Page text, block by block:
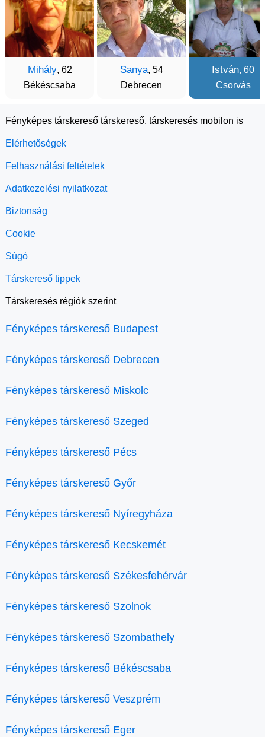
Mihály, 62
Békéscsaba
Sanya, 54
Debrecen
István, 60
Csorvás
Fényképes társkereső társkereső, társkeresés mobilon is
Elérhetőségek
Felhasználási feltételek
Adatkezelési nyilatkozat
Biztonság
Cookie
Súgó
Társkereső tippek
Társkeresés régiók szerint
Fényképes társkereső Budapest
Fényképes társkereső Debrecen
Fényképes társkereső Miskolc
Fényképes társkereső Szeged
Fényképes társkereső Pécs
Fényképes társkereső Győr
Fényképes társkereső Nyíregyháza
Fényképes társkereső Kecskemét
Fényképes társkereső Székesfehérvár
Fényképes társkereső Szolnok
Fényképes társkereső Szombathely
Fényképes társkereső Békéscsaba
Fényképes társkereső Veszprém
Fényképes társkereső Eger